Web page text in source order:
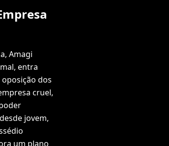
Amagi
entra
dos
cruel,
jovem,
um plano